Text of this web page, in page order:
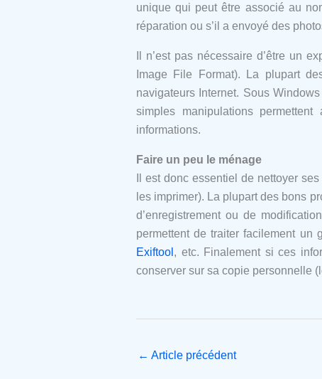
unique qui peut être associé au
réparation ou s’il a envoyé des
Il n’est pas nécessaire d’être un
Image File Format). La plupart
navigateurs Internet. Sous
simples manipulations
informations.
Faire un peu le ménage
Il est donc essentiel de nettoyer
les imprimer). La plupart des bons
d’enregistrement ou de
permettent de traiter facilement
Exiftool , etc. Finalement si ces
conserver sur sa copie personnelle
← Article précédent